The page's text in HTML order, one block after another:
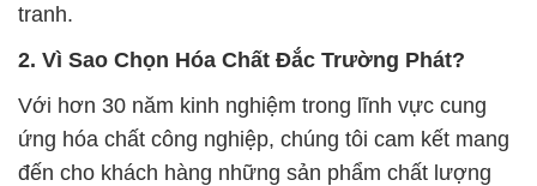
tranh.
2. Vì Sao Chọn Hóa Chất Đắc Trường Phát?
Với hơn 30 năm kinh nghiệm trong lĩnh vực cung
ứng hóa chất công nghiệp, chúng tôi cam kết mang
đến cho khách hàng những sản phẩm chất lượng